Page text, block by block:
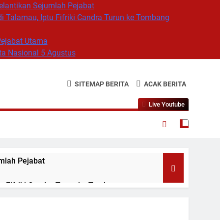
Sejumlah Pejabat
Talamau, Iptu Fifriki Candra Turun ke Tombang
Utama
Nasional 5 Agustus
SITEMAP BERITA ACAK BERITA
Live Youtube
Pejabat
Fifriki Candra Turun ke Tombang